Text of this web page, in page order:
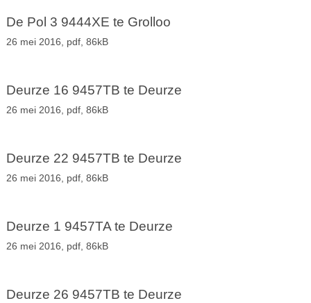
De Pol 3 9444XE te Grolloo
26 mei 2016, pdf, 86kB
Deurze 16 9457TB te Deurze
26 mei 2016, pdf, 86kB
Deurze 22 9457TB te Deurze
26 mei 2016, pdf, 86kB
Deurze 1 9457TA te Deurze
26 mei 2016, pdf, 86kB
Deurze 26 9457TB te Deurze